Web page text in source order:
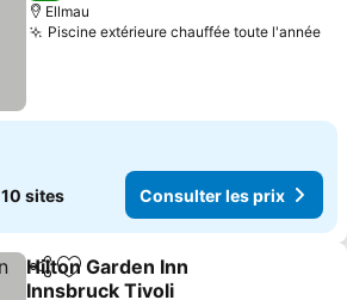
Ellmau
Piscine extérieure chauffée toute l'année
10 sites Consulter les prix
PartagerAjouter à mes favoris
Hilton Garden Inn
Innsbruck Tivoli